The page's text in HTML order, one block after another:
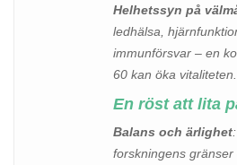
Helhetssyn på
ledhälsa,
immunförsvar – en
60 kan öka
En röst att lita
Balans och ärlighet
forskningens